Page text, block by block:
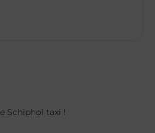
Schiphol taxi !